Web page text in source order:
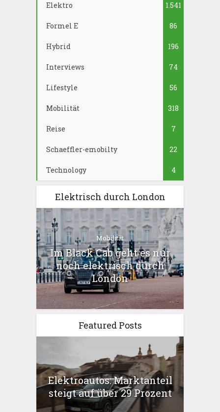
Elektro 1.541
Formel E 86
Hybrid 196
Interviews 74
Lifestyle 56
Mobilität 318
Reise 7
Schaeffler-emobilty 22
Technology 4
Elektrisch durch London
Mobilität
Im Black Cab geht es nur
noch elektrisch durch
London
Featured Posts
Elektroautos: Marktanteil
steigt auf über 29 Prozent